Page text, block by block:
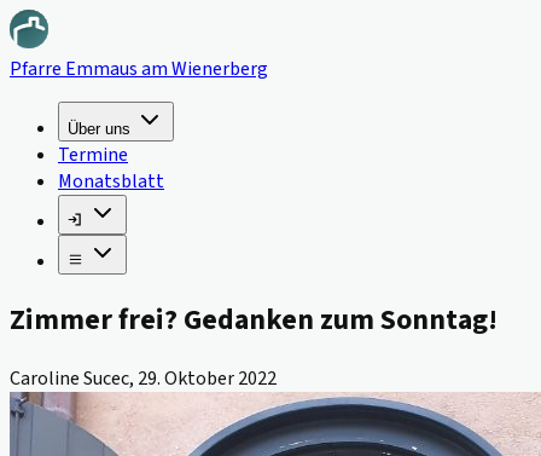
Pfarre Emmaus am Wienerberg
Über uns
Termine
Monatsblatt
Zimmer frei? Gedanken zum Sonntag!
Caroline Sucec, 29. Oktober 2022